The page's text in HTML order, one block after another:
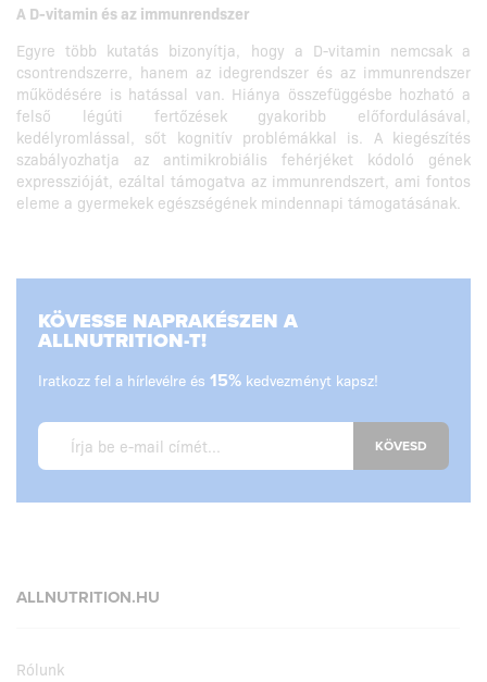
A D-vitamin és az immunrendszer
Egyre több kutatás bizonyítja, hogy a D-vitamin nemcsak a
csontrendszerre, hanem az idegrendszer és az immunrendszer
működésére is hatással van. Hiánya összefüggésbe hozható a
felső légúti fertőzések gyakoribb előfordulásával,
kedélyromlással, sőt kognitív problémákkal is. A kiegészítés
szabályozhatja az antimikrobiális fehérjéket kódoló gének
expresszióját, ezáltal támogatva az immunrendszert, ami fontos
eleme a gyermekek egészségének mindennapi támogatásának.
KÖVESSE NAPRAKÉSZEN A
ALLNUTRITION-T!
Iratkozz fel a hírlevélre és 15% kedvezményt kapsz!
KÖVESD
ALLNUTRITION.HU
Rólunk